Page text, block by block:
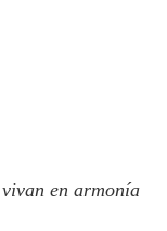
en armonía